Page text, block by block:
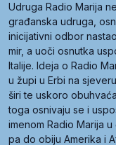
Udruga Radio Marija
građanska udruga,
inicijativni odbor
mir, a uoči osnutka
Italije. Ideja o Radio
u župi u Erbi na
širi te uskoro
toga osnivaju se i
imenom Radio Marija
pa do obiju Amerika i